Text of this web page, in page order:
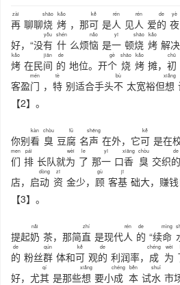
再
zài
聊聊烧
shāo
烤
kǎo
，那可
kě
是人
rén
见人
rén
爱的
de
夜
yè
好，“没有
yǒu
什
shén
么烦恼
nǎo
是一
yī
顿烧
shāo
烤
kǎo
解决
烤
kǎo
在民间
jiān
的
de
地位。开个
gè
烧
shāo
烤
kǎo
摊， 初
chū
客盈门
mén
， 特
tè
别适合手头不
bù
太宽裕但想
xiǎng
【2】。
你别看
kàn
臭
chòu
豆腐
fǔ
名声
shēng
在外，它可
kě
是在
们
men
排
pái
长队就为
wèi
了
le
那一
yī
口香
xiāng
臭
chòu
交织的
de
店，启动
dòng
资
zī
金少， 顾
gù
客基
jī
础大，赚钱
【3】。
提起奶
nǎi
茶，那简直
zhí
是现代人
rén
的
de
“续命
mìng
的
de
粉丝群
qún
体和可
kě
观的
de
利润率， 成
chéng
为
wèi
好，尤其
qí
是那些想
xiǎng
要小成
chéng
本
běn
试水
shuǐ
市